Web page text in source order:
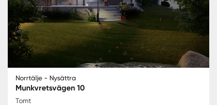
Norrtälje - Nysättra
Munkvretsvägen 10
Tomt